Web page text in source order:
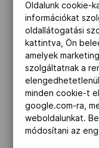
után lett ismét
válogatott,
Nagy Dávid
pillanatok:
Olimpiai bajnok
Oldalunk cookie-
információkat
oldallátogatási
kattintva, Ön
amelyek
szolgáltatnak a
minden cookie-t
google.com-ra,
weboldalunkat.
módosítani az